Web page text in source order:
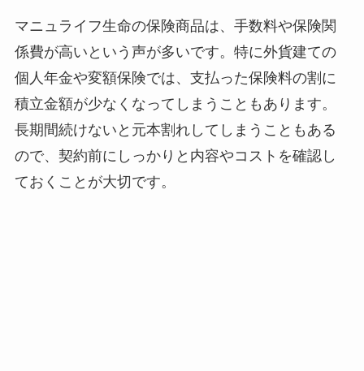
マニュライフ生命の保険商品は、手数料や保険関
係費が高いという声が多いです。特に外貨建ての
個人年金や変額保険では、支払った保険料の割に
積立金額が少なくなってしまうこともあります。
長期間続けないと元本割れしてしまうこともある
ので、契約前にしっかりと内容やコストを確認し
ておくことが大切です。